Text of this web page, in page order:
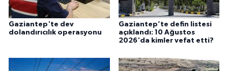
Gaziantep'te dev
dolandırıcılık operasyonu
Gaziantep’te defin listesi
açıklandı: 10 Ağustos
2026'da kimler vefat etti?